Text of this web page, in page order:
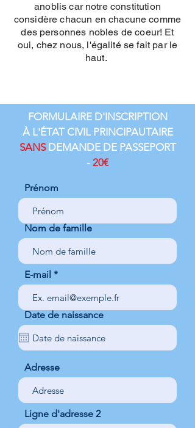
anoblis car notre constitution
considère chacun en chacune comme
des personnes nobles de coeur! Et
oui, chez nous, l'égalité se fait par le
haut.
FORMULAIRE D'INSCRIPTION
À L'ÉTAT CIVIL PRINCIPAUTAIRE
SANSDEMANDE DE PASSEPORT
- 20€
Prénom
Nom de famille
E-mail
Date de naissance
Adresse
Ligne d'adresse 2